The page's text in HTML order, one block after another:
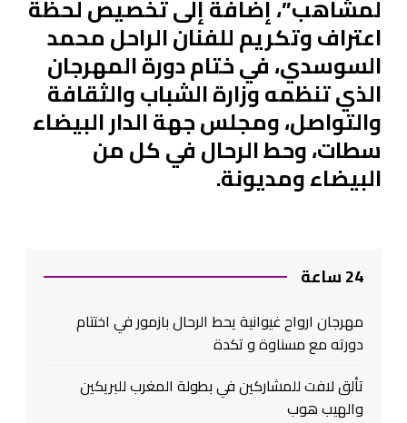
لمشاهب”، إضافة إلى تخصيص لحظة
اعتراف وتكريم للفنان الراحل محمد
السوسدي، في ختام دورة المهرجان
الذي تنظمه وزارة الشباب والثقافة
والتواصل، ومجلس جهة الدار البيضاء
سطات، وحط الرحال في كل من
البيضاء ومديونة.
24 ساعة
مهرجان ارواح غيوانية يحط الرحال بازمور في اختتام
دورته مع مسناوة و تكدة
تألق لافت للمشاركين في بطولة المغرب للبريكين
والهيب هوب